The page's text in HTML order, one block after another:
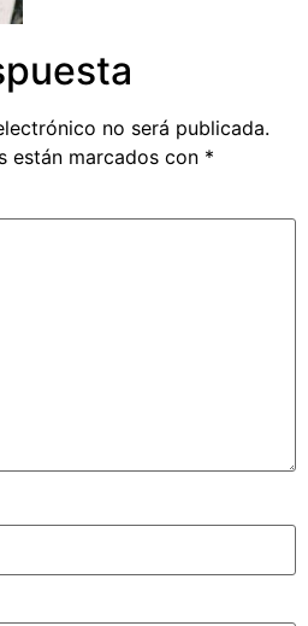
no será publicada.
están marcados con *